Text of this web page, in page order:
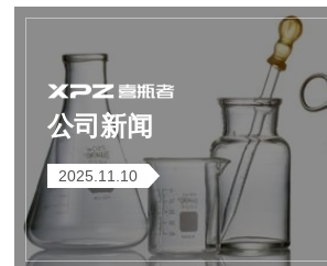
公司新闻
2025.11.10